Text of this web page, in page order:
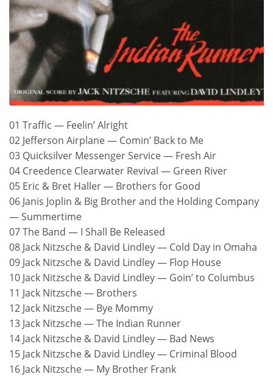
01 Traffic — Feelin’ Alright
02 Jefferson Airplane — Comin’ Back to Me
03 Quicksilver Messenger Service — Fresh Air
04 Creedence Clearwater Revival — Green River
05 Eric & Bret Haller — Brothers for Good
06 Janis Joplin & Big Brother and the Holding Company
— Summertime
07 The Band — I Shall Be Released
08 Jack Nitzsche & David Lindley — Cold Day in Omaha
09 Jack Nitzsche & David Lindley — Flop House
10 Jack Nitzsche & David Lindley — Goin’ to Columbus
11 Jack Nitzsche — Brothers
12 Jack Nitzsche — Bye Mommy
13 Jack Nitzsche — The Indian Runner
14 Jack Nitzsche & David Lindley — Bad News
15 Jack Nitzsche & David Lindley — Criminal Blood
16 Jack Nitzsche — My Brother Frank